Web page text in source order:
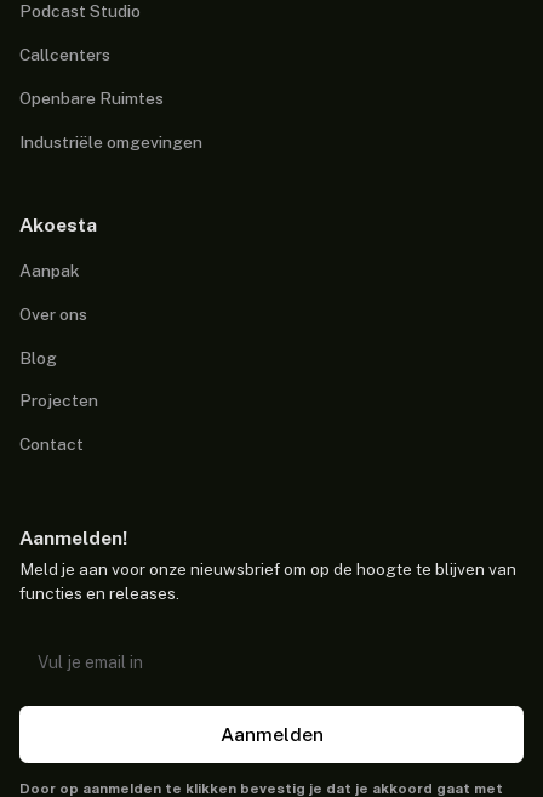
Podcast Studio
Callcenters
Openbare Ruimtes
Industriële omgevingen
Akoesta
Aanpak
Over ons
Blog
Projecten
Contact
Aanmelden!
Meld je aan voor onze nieuwsbrief om op de hoogte te blijven van
functies en releases.
Aanmelden
Door op aanmelden te klikken bevestig je dat je akkoord gaat met